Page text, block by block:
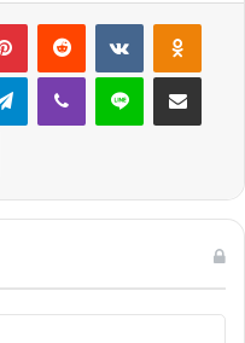
PinterestReddit VKontakte
TelegramViber Line E-Posta ile